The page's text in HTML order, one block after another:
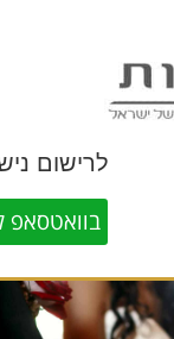
לרישום
בוואטסאפ